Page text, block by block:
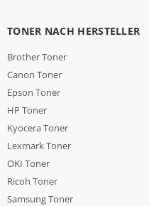
TONER NACH HERSTELLER
Brother Toner
Canon Toner
Epson Toner
HP Toner
Kyocera Toner
Lexmark Toner
OKI Toner
Ricoh Toner
Samsung Toner